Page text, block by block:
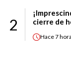
2
cierre de
Hace7